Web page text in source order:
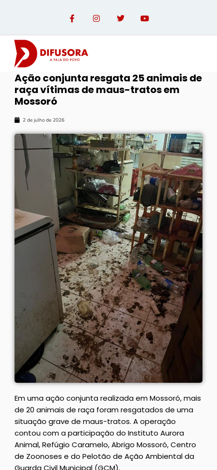
Ação conjunta resgata 25 animais de
raça vítimas de maus-tratos em
Mossoró
2 de julho de 2026
Em uma ação conjunta realizada em Mossoró, mais
de 20 animais de raça foram resgatados de uma
situação grave de maus-tratos. A operação
contou com a participação do Instituto Aurora
Animal, Refúgio Caramelo, Abrigo Mossoró, Centro
de Zoonoses e do Pelotão de Ação Ambiental da
Guarda Civil Municipal (GCM).